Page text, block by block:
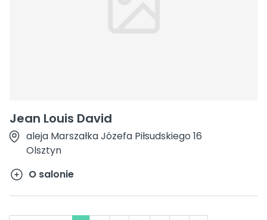
Jean Louis David
aleja Marszałka Józefa Piłsudskiego 16
Olsztyn
O salonie